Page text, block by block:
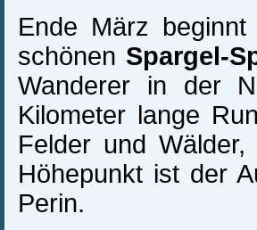
Ende März
schönen Spargel-
Wanderer in der
Kilometer lange
Felder und
Höhepunkt ist der
Perin.